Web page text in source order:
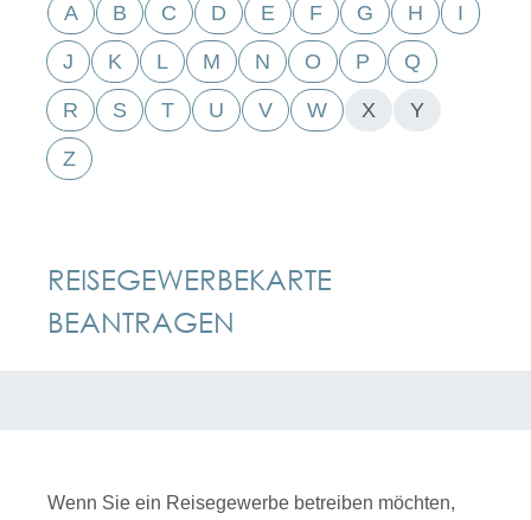
A B C D E F G H I
J K L M N O P Q
R S T U V W X Y
Z
REISEGEWERBEKARTE
BEANTRAGEN
Wenn Sie ein Reisegewerbe betreiben möchten,